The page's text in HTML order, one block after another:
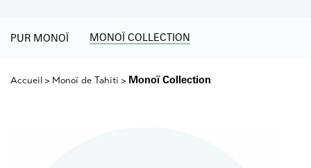
PUR MONOÏ MONOÏ COLLECTION
Accueil > Monoï de Tahiti > Monoï Collection